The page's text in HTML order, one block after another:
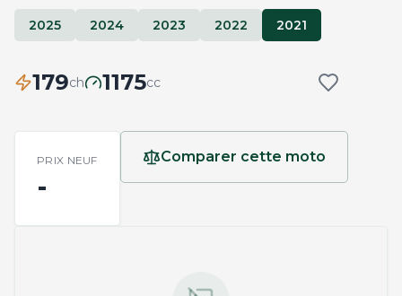
2025 2024 2023 2022 2021
179ch 1175cc
PRIX NEUF
-
Comparer cette moto